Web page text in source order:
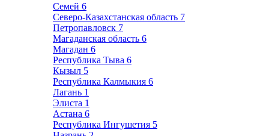
Семей 6
Северо-Казахстанская область 7
Петропавловск 7
Магаданская область 6
Магадан 6
Республика Тыва 6
Кызыл 5
Республика Калмыкия 6
Лагань 1
Элиста 1
Астана 6
Республика Ингушетия 5